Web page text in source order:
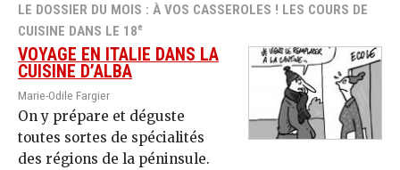
LE DOSSIER DU MOIS : À VOS CASSEROLES ! LES COURS DE
CUISINE DANS LE 18e
VOYAGE EN ITALIE DANS LA
CUISINE D’ALBA
Marie-Odile Fargier
On y prépare et déguste
toutes sortes de spécialités
des régions de la péninsule.